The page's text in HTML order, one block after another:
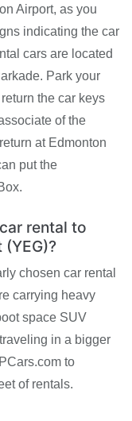
Airport, as you
indicating the car
cars are located
Park your
the car keys
of the
at Edmonton
put the
rental to
chosen car rental
carrying heavy
space SUV
in a bigger
to
of rentals.